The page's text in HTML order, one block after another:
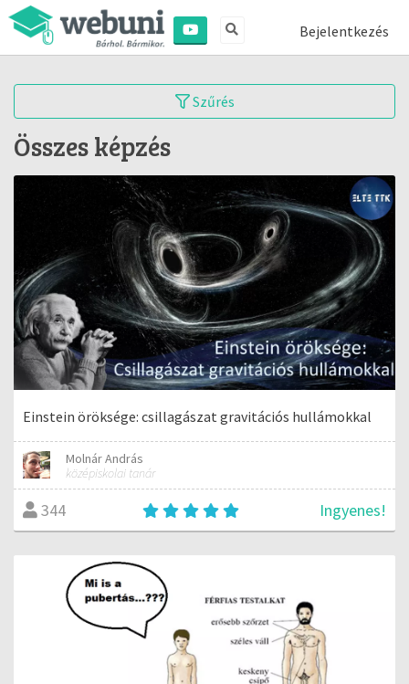
Bejelentkezés
Szűrés
Összes képzés
Einstein öröksége: csillagászat gravitációs hullámokkal
Molnár András
középiskolai tanár
344 Ingyenes!